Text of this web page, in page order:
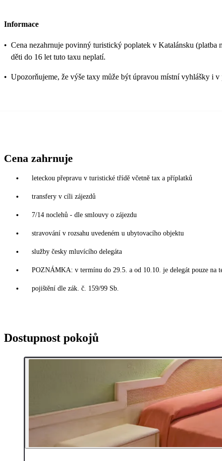
Informace
• Cena nezahrnuje povinný turistický poplatek v Katalánsku
děti do 16 let tuto taxu neplatí.
• Upozorňujeme, že výše taxy může být úpravou místní vyhlášky i
Cena zahrnuje
leteckou přepravu v turistické třídě včetně tax a příplatků
transfery v cíli zájezdů
7/14 noclehů - dle smlouvy o zájezdu
stravování v rozsahu uvedeném u ubytovacího objektu
služby česky mluvícího delegáta
POZNÁMKA: v termínu do 29.5. a od 10.10. je delegát pouze na
pojištění dle zák. č. 159/99 Sb.
Dostupnost pokojů